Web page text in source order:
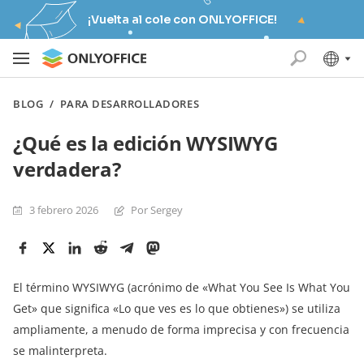
¡Vuelta al cole con ONLYOFFICE!
BLOG / PARA DESARROLLADORES
¿Qué es la edición WYSIWYG
verdadera?
3 febrero 2026 Por Sergey
El término WYSIWYG (acrónimo de «What You See Is What You
Get» que significa «Lo que ves es lo que obtienes») se utiliza
ampliamente, a menudo de forma imprecisa y con frecuencia
se malinterpreta.